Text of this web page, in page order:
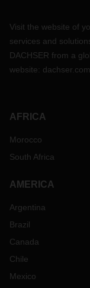
Visit the website of
services and
DACHSER from a
website: dachser.com
AFRICA
Morocco
South Africa
AMERICA
Argentina
Brazil
Canada
Chile
Mexico